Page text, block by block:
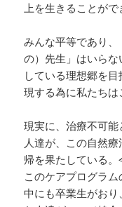
上を生きることがで
みんな平等であり
の）先生」はいら
している理想郷を
現する為に私たちは
現実に、治療不可
人達が、この自然
帰を果たしている
このケアプログラ
中にも卒業生がお